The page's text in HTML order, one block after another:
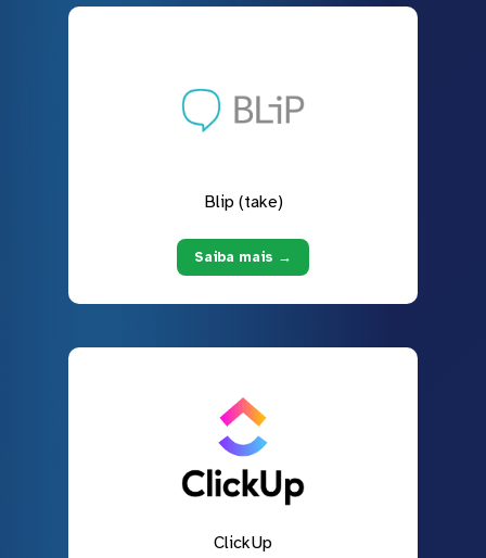
Blip (take)
Saiba mais →
ClickUp